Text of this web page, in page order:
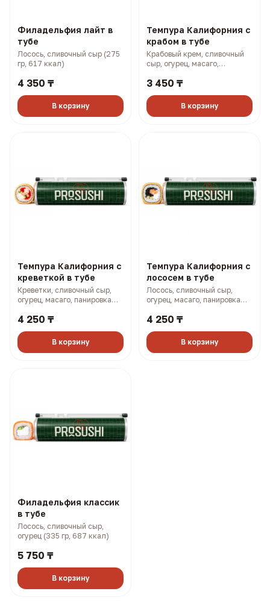
Филадельфия лайт в
тубе
Лосось, сливочный сыр (275
гр, 617 ккал)
4 350 ₸
В корзину
Темпура Калифорния с
крабом в тубе
Крабовый крем, сливочный
сыр, огурец, масаго,
3 450 ₸
В корзину
Темпура Калифорния с
креветкой в тубе
Креветки, сливочный сыр,
огурец, масаго, панировка
4 250 ₸
В корзину
Темпура Калифорния с
лососем в тубе
Лосось, сливочный сыр,
огурец, масаго, панировка
4 250 ₸
В корзину
Филадельфия классик
в тубе
Лосось, сливочный сыр,
огурец (335 гр, 687 ккал)
5 750 ₸
В корзину